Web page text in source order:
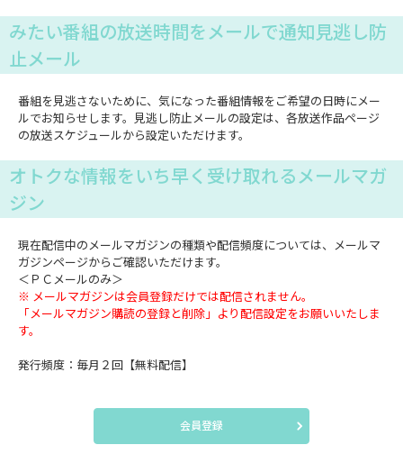
みたい番組の放送時間をメールで通知見逃し防
止メール
番組を見逃さないために、気になった番組情報をご希望の日時にメー
ルでお知らせします。見逃し防止メールの設定は、各放送作品ページ
の放送スケジュールから設定いただけます。
オトクな情報をいち早く受け取れるメールマガ
ジン
現在配信中のメールマガジンの種類や配信頻度については、メールマ
ガジンページからご確認いただけます。
＜ＰＣメールのみ＞
※ メールマガジンは会員登録だけでは配信されません。
「メールマガジン購読の登録と削除」より配信設定をお願いいたしま
す。
発行頻度：毎月２回【無料配信】
会員登録